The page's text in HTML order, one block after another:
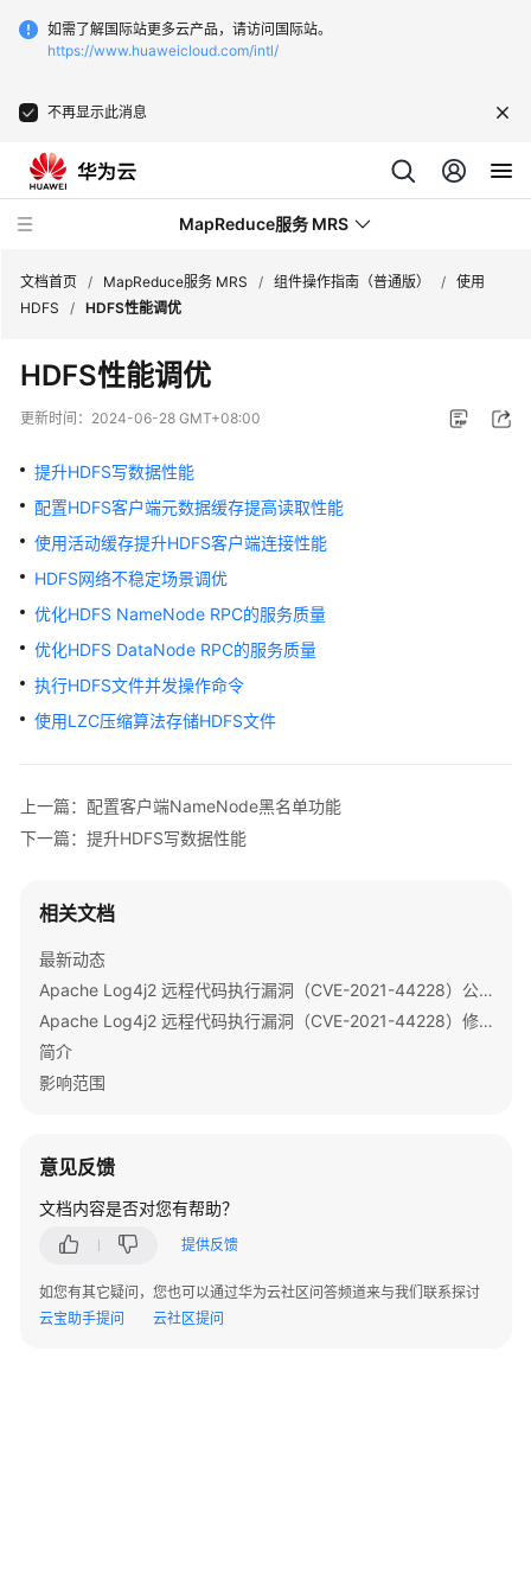
如需了解国际站更多云产品，请访问国际站。
https://www.huaweicloud.com/intl/
不再显示此消息
MapReduce服务 MRS
新
动
务
公
告
产
品
介
绍
说
明
速
门
用
户
指
组
件
操
南
（LTS
文档首页 / MapReduce服务 MRS / 组件操作指南（普通版） / 使用
HDFS
/ HDFS性能调优
HDFS性能调优
更新时间： 2024-06-28 GMT+08:00
提升HDFS写数据性能
配置HDFS客户端元数据缓存提高读取性能
使用活动缓存提升HDFS客户端连接性能
HDFS网络不稳定场景调优
优化HDFS NameNode RPC的服务质量
优化HDFS DataNode RPC的服务质量
执行HDFS文件并发操作命令
使用LZC压缩算法存储HDFS文件
上一篇：配置客户端NameNode黑名单功能
下一篇：提升HDFS写数据性能
相关文档
最新动态
Apache Log4j2 远程代码执行漏洞（CVE-2021-44228）公告
Apache Log4j2 远程代码执行漏洞（CVE-2021-44228）修复指导
简介
影响范围
意见反馈
文档内容是否对您有帮助？
提供反馈
如您有其它疑问，您也可以通过华为云社区问答频道来与我们联系探讨
云宝助手提问
云社区提问